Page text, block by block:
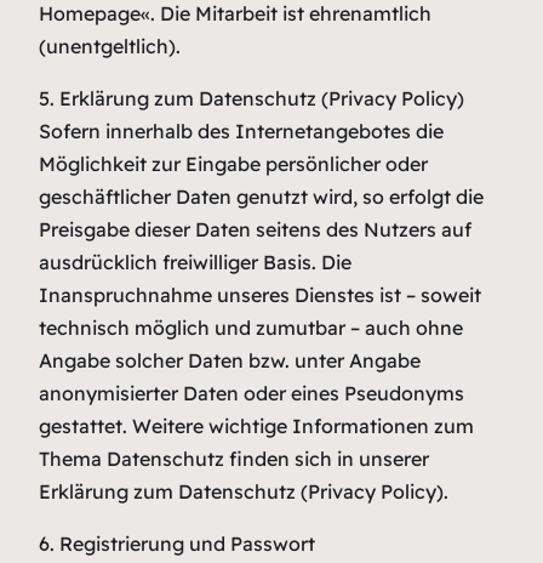
Homepage«. Die Mitarbeit ist ehrenamtlich
(unentgeltlich).
5. Erklärung zum Datenschutz (Privacy Policy)
Sofern innerhalb des Internetangebotes die
Möglichkeit zur Eingabe persönlicher oder
geschäftlicher Daten genutzt wird, so erfolgt die
Preisgabe dieser Daten seitens des Nutzers auf
ausdrücklich freiwilliger Basis. Die
Inanspruchnahme unseres Dienstes ist – soweit
technisch möglich und zumutbar – auch ohne
Angabe solcher Daten bzw. unter Angabe
anonymisierter Daten oder eines Pseudonyms
gestattet. Weitere wichtige Informationen zum
Thema Datenschutz finden sich in unserer
Erklärung zum Datenschutz (Privacy Policy).
6. Registrierung und Passwort